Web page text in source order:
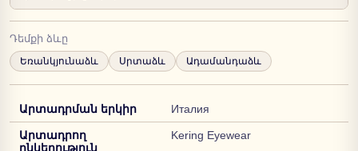
Դեմքի ձևը
Եռանկյունաձև Սրտաձև Ադամանդաձև
Արտադրման երկիր Италия
Արտադրող
ընկերություն
Kering Eyewear